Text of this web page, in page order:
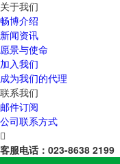
关于我们
畅博介绍
新闻资讯
愿景与使命
加入我们
成为我们的代理
联系我们
邮件订阅
公司联系方式

客服电话： 023-8638 2199